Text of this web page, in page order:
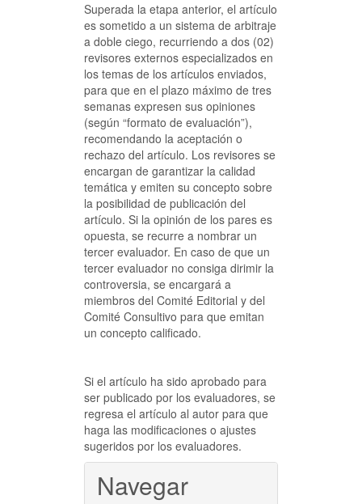
Superada la etapa anterior, el artículo
es sometido a un sistema de arbitraje
a doble ciego, recurriendo a dos (02)
revisores externos especializados en
los temas de los artículos enviados,
para que en el plazo máximo de tres
semanas expresen sus opiniones
(según “formato de evaluación”),
recomendando la aceptación o
rechazo del artículo. Los revisores se
encargan de garantizar la calidad
temática y emiten su concepto sobre
la posibilidad de publicación del
artículo. Si la opinión de los pares es
opuesta, se recurre a nombrar un
tercer evaluador. En caso de que un
tercer evaluador no consiga dirimir la
controversia, se encargará a
miembros del Comité Editorial y del
Comité Consultivo para que emitan
un concepto calificado.
Si el artículo ha sido aprobado para
ser publicado por los evaluadores, se
regresa el artículo al autor para que
haga las modificaciones o ajustes
sugeridos por los evaluadores.
Navegar